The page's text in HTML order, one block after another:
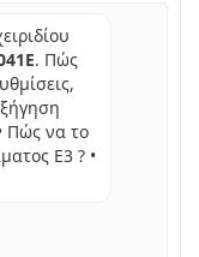
. Πώς
Πώς να το
E3 ? •